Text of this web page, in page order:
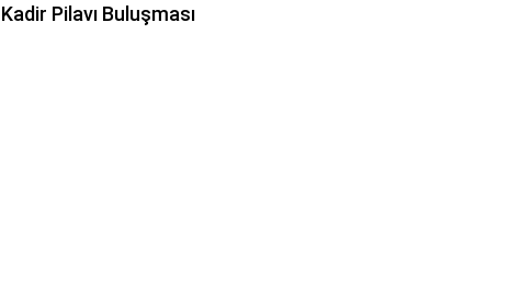
Kadir Pilavı Buluşması